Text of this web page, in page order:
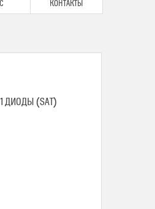
КОНТАКТЫ
ДИОДЫ (SAT)